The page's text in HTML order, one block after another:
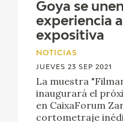
RECURSOS EDUCATIVOS
FICHAS ARASAAC
Goya se
experiencia
expositiva
NOTICIAS
JUEVES 23 SEP 2021
La muestra
inaugurará el
en CaixaForum
cortometraje